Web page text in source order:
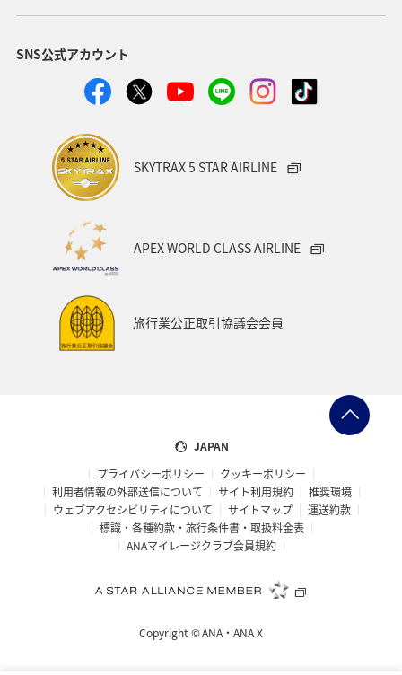
ANAのオンラインショップ イタリア 記念日
宮城県 北海道
東北地方
ANAの取り組み（サステナブル、社会貢献）
編集長のおすすめ
SNS公式アカウント
SKYTRAX 5 STAR AIRLINE
APEX WORLD CLASS AIRLINE
旅行業公正取引協議会会員
JAPAN
プライバシーポリシー
クッキーポリシー
利用者情報の外部送信について
サイト利用規約
推奨環境
ウェブアクセシビリティについて
サイトマップ
運送約款
標識・各種約款・旅行条件書・取扱料金表
ANAマイレージクラブ会員規約
Copyright ©ANA・ANA X